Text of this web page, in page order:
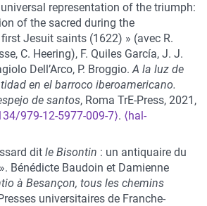
representation of the triumph:
of the sacred during the
Jesuit saints (1622) » (avec R.
C. Heering), F. Quiles García, J. J.
Dell’Arco, P. Broggio.A la luz de
en el barroco iberoamericano.
de santos, Roma TrE-Press, 2021,
979-12-5977-009-7⟩. ⟨hal-
dit le Bisontin : un antiquaire du
Bénédicte Baudoin et Damienne
à Besançon, tous les chemins
universitaires de Franche-